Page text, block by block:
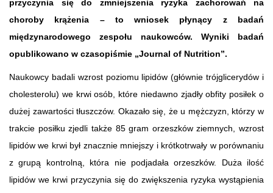
przyczynia się do zmniejszenia ryzyka zachorowań na
choroby krążenia – to wniosek płynący z badań
międzynarodowego zespołu naukowców. Wyniki badań
opublikowano w czasopiśmie „Journal of Nutrition”.
Naukowcy badali wzrost poziomu lipidów (głównie trójglicerydów i
cholesterolu) we krwi osób, które niedawno zjadły obfity posiłek o
dużej zawartości tłuszczów. Okazało się, że u mężczyzn, którzy w
trakcie posiłku zjedli także 85 gram orzeszków ziemnych, wzrost
lipidów we krwi był znacznie mniejszy i krótkotrwały w porównaniu
z grupą kontrolną, która nie podjadała orzeszków. Duża ilość
lipidów we krwi przyczynia się do zwiększenia ryzyka wystąpienia